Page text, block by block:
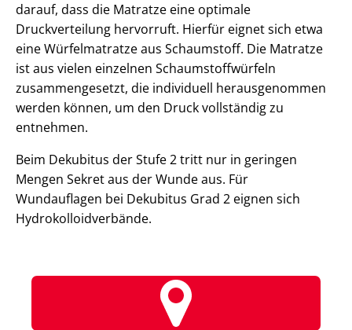
darauf, dass die Matratze eine optimale
Druckverteilung hervorruft. Hierfür eignet sich etwa
eine Würfelmatratze aus Schaumstoff. Die Matratze
ist aus vielen einzelnen Schaumstoffwürfeln
zusammengesetzt, die individuell herausgenommen
werden können, um den Druck vollständig zu
entnehmen.
Beim Dekubitus der Stufe 2 tritt nur in geringen
Mengen Sekret aus der Wunde aus. Für
Wundauflagen bei Dekubitus Grad 2 eignen sich
Hydrokolloidverbände.